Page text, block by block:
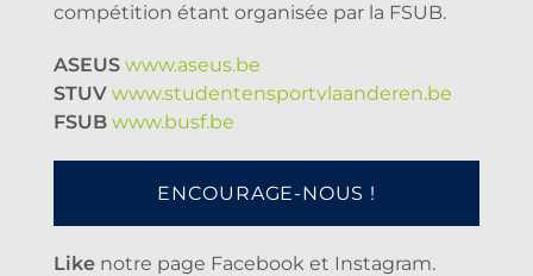
compétition étant organisée par la FSUB.
ASEUS www.aseus.be
STUV www.studentensportvlaanderen.be
FSUB www.busf.be
ENCOURAGE-NOUS !
Like notre page Facebook et Instagram.